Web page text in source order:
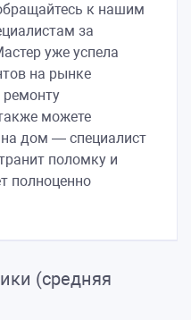
к нашим
за
уже успела
на рынке
ремонту
можете
дом — специалист
поломку и
полноценно
(средняя